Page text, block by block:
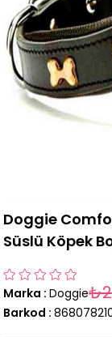
Doggie
Süslü Köpek
Marka : Doggie
Barkod :